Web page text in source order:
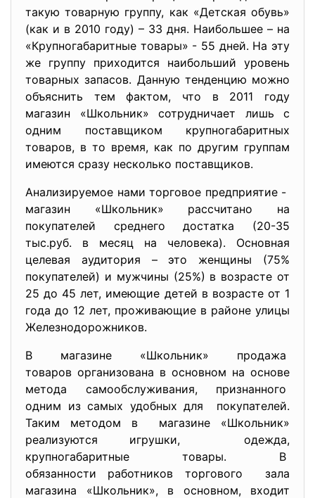
такую товарную группу, как «Детская обувь»
(как и в 2010 году) – 33 дня. Наибольшее – на
«Крупногабаритные товары» - 55 дней. На эту
же группу приходится наибольший уровень
товарных запасов. Данную тенденцию можно
объяснить тем фактом, что в 2011 году
магазин «Школьник» сотрудничает лишь с
одним поставщиком крупногабаритных
товаров, в то время, как по другим группам
имеются сразу несколько поставщиков.
Анализируемое нами торговое предприятие -
магазин «Школьник» рассчитано на
покупателей среднего достатка (20-35
тыс.руб. в месяц на человека). Основная
целевая аудитория – это женщины (75%
покупателей) и мужчины (25%) в возрасте от
25 до 45 лет, имеющие детей в возрасте от 1
года до 12 лет, проживающие в районе улицы
Железнодорожников.
В магазине «Школьник» продажа
товаров организована в основном на основе
метода самообслуживания, признанного
одним из самых удобных для покупателей.
Таким методом в магазине «Школьник»
реализуются игрушки, одежда,
крупногабаритные товары. В
обязанности работников торгового зала
магазина «Школьник», в основном, входит